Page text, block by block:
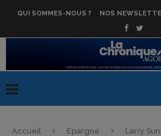
QUI SOMMES-NOUS ? NOS
Accueil Epargne
Larry